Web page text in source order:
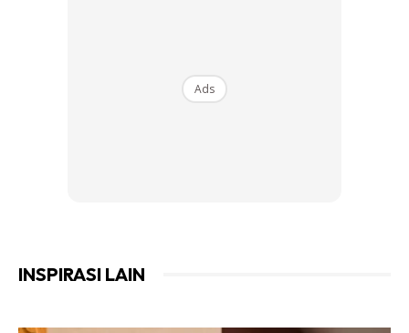
digantung. Boleh juga gunakan arang dalam hiasan
Ads
INSPIRASI LAIN